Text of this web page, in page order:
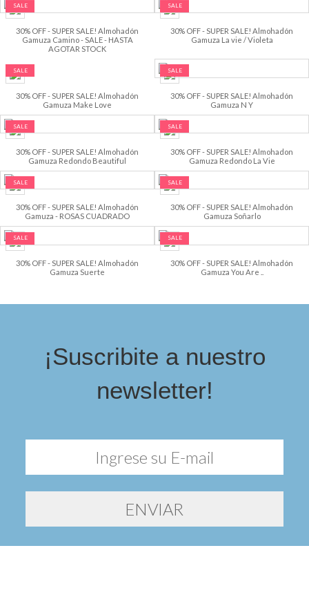
SALE
30% OFF - SUPER SALE! Almohadón
Gamuza Camino - SALE - HASTA
AGOTAR STOCK
SALE
30% OFF - SUPER SALE! Almohadón
Gamuza La vie / Violeta
SALE
30% OFF - SUPER SALE! Almohadón
Gamuza Make Love
SALE
30% OFF - SUPER SALE! Almohadón
Gamuza N Y
SALE
30% OFF - SUPER SALE! Almohadón
Gamuza Redondo Beautiful
SALE
30% OFF - SUPER SALE! Almohadon
Gamuza Redondo La Vie
SALE
30% OFF - SUPER SALE! Almohadón
Gamuza - ROSAS CUADRADO
SALE
30% OFF - SUPER SALE! Almohadón
Gamuza Soñarlo
SALE
30% OFF - SUPER SALE! Almohadón
Gamuza Suerte
SALE
30% OFF - SUPER SALE! Almohadón
Gamuza You Are ..
¡Suscribite a nuestro
newsletter!